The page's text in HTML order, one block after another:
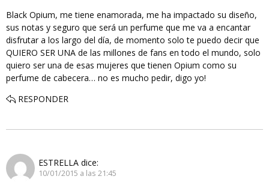
Black Opium, me tiene enamorada, me ha impactado su diseño,
sus notas y seguro que será un perfume que me va a encantar
disfrutar a los largo del día, de momento solo te puedo decir que
QUIERO SER UNA de las millones de fans en todo el mundo, solo
quiero ser una de esas mujeres que tienen Opium como su
perfume de cabecera… no es mucho pedir, digo yo!
RESPONDER
ESTRELLA dice:
10/01/2015 a las 21:45